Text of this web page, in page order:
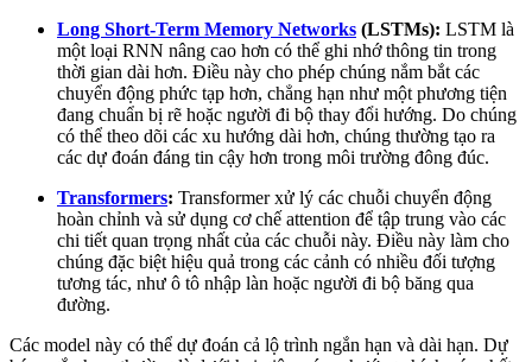
Long Short-Term Memory Networks (LSTMs): LSTM là
một loại RNN nâng cao hơn có thể ghi nhớ thông tin trong
thời gian dài hơn. Điều này cho phép chúng nắm bắt các
chuyển động phức tạp hơn, chẳng hạn như một phương tiện
đang chuẩn bị rẽ hoặc người đi bộ thay đổi hướng. Do chúng
có thể theo dõi các xu hướng dài hơn, chúng thường tạo ra
các dự đoán đáng tin cậy hơn trong môi trường đông đúc.
Transformers: Transformer xử lý các chuỗi chuyển động
hoàn chỉnh và sử dụng cơ chế attention để tập trung vào các
chi tiết quan trọng nhất của các chuỗi này. Điều này làm cho
chúng đặc biệt hiệu quả trong các cảnh có nhiều đối tượng
tương tác, như ô tô nhập làn hoặc người đi bộ băng qua
đường.
Các model này có thể dự đoán cả lộ trình ngắn hạn và dài hạn. Dự